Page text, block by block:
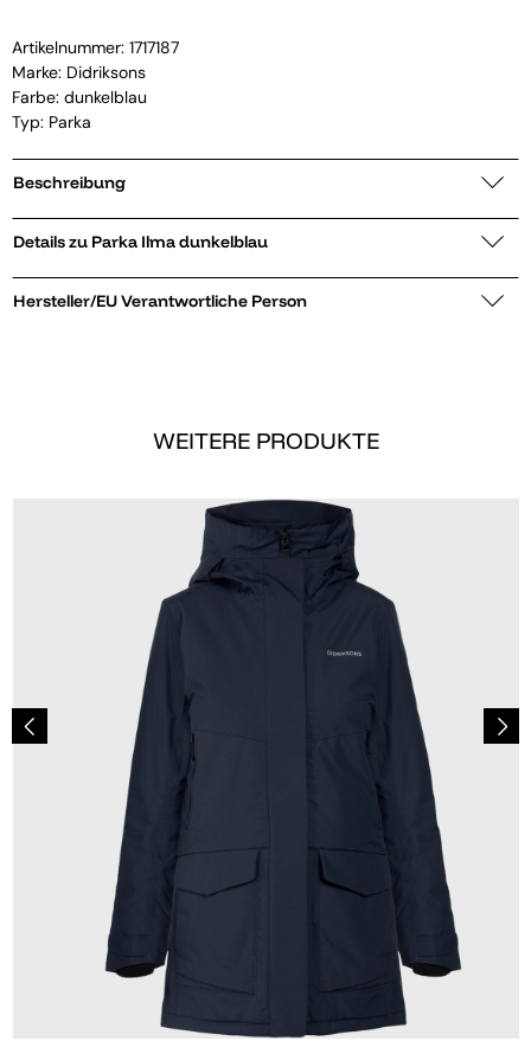
Artikelnummer: 1717187
Marke: Didriksons
Farbe: dunkelblau
Typ: Parka
Beschreibung
Details zu Parka Ilma dunkelblau
Hersteller/EU Verantwortliche Person
WEITERE PRODUKTE